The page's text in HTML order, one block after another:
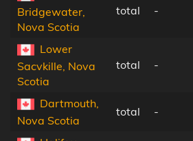
Bridgewater,
Nova Scotia
total -
Lower
Sacvkille, Nova
Scotia
total -
Dartmouth,
Nova Scotia
total -